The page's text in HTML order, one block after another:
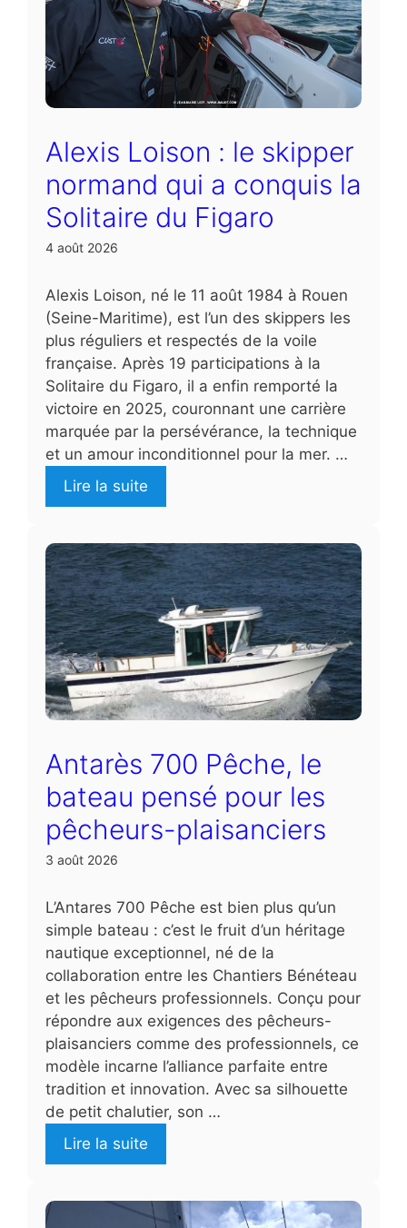
Alexis Loison : le skipper
normand qui a conquis la
Solitaire du Figaro
4 août 2026
Alexis Loison, né le 11 août 1984 à Rouen
(Seine-Maritime), est l’un des skippers les
plus réguliers et respectés de la voile
française. Après 19 participations à la
Solitaire du Figaro, il a enfin remporté la
victoire en 2025, couronnant une carrière
marquée par la persévérance, la technique
et un amour inconditionnel pour la mer. …
Lire la suite
Antarès 700 Pêche, le
bateau pensé pour les
pêcheurs-plaisanciers
3 août 2026
L’Antares 700 Pêche est bien plus qu’un
simple bateau : c’est le fruit d’un héritage
nautique exceptionnel, né de la
collaboration entre les Chantiers Bénéteau
et les pêcheurs professionnels. Conçu pour
répondre aux exigences des pêcheurs-
plaisanciers comme des professionnels, ce
modèle incarne l’alliance parfaite entre
tradition et innovation. Avec sa silhouette
de petit chalutier, son …
Lire la suite